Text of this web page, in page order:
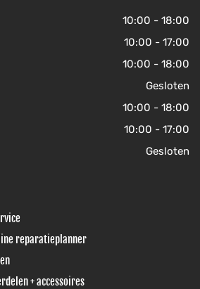
10:00 - 18:00
10:00 - 17:00
10:00 - 18:00
Gesloten
10:00 - 18:00
10:00 - 17:00
Gesloten
reparatieplanner
+ accessoires